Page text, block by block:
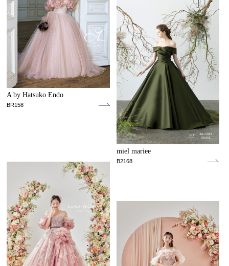
A by Hatsuko Endo
BR158
miel mariee
B2168